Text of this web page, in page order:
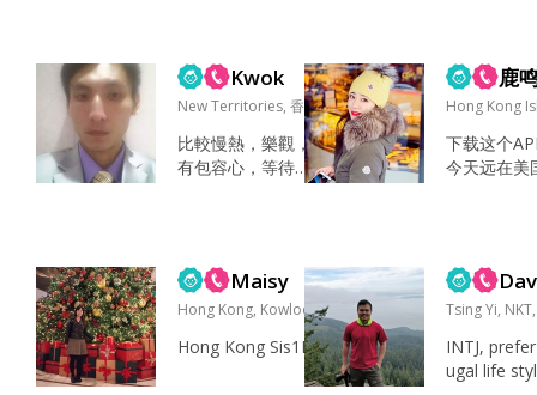
多個國家。香港出生
成長，16歲到美國上
高中，喜歡中國傳統
文化，喜歡...
朋友一起逛街，聊
天，喜欢旅行，喜欢
品尝各个地方不同的
美食，喜欢看不同的
风景，体验不同的生
活，不奢望结果有多
喜欢看电影，听音
乐，也会喜欢去KTV
唱歌...
Kwok
New Territories, 香港
比較慢熱，樂觀，
有包容心，等待可
持續及有趣的伴侶
丶星座丶聽歌、玩
大富翁 上網、打羽
毛球丶同朋友聚會
丶星座丶聽歌丶看
電視、玩大富翁 家
人，朋友，健康，
鹿
Hong Kong
下载这个
今天远在美
然是这么
分，也想给
机会，希望
遇到那个
灵魂🌷🌷
忙，没有认
Maisy
Hong Kong, Kowloon, 香港
Hong Kong Sis1Haha...
Tsing Yi,
INTJ,
ugal life